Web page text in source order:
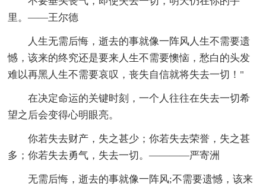
里。——王尔德
人生无需后悔，逝去的事就像一阵风人生不需要遗
憾，该来的终究还是要来人生不需要懊恼，愁白的头发
难以再黑人生不需要哀叹，丧失自信就将失去一切！"
在决定命运的关键时刻，一个人往往在失去一切希
望之后会变得心明眼亮。
你若失去财产，失之甚少；你若失去荣誉，失之甚
多；你若失去勇气，失去一切。————严寄洲
无需后悔，逝去的事就像一阵风;不需要遗憾，该来